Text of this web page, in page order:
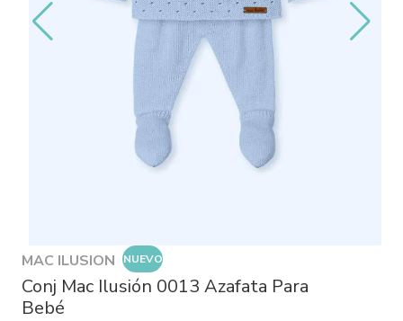
MAC ILUSION NUEVO
Conj Mac Ilusión 0013 Azafata Para
Bebé